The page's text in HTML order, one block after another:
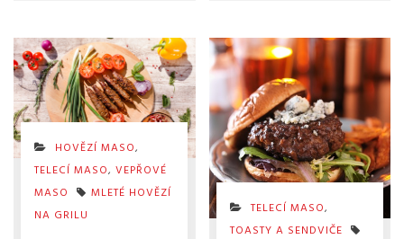
HOVĚZÍ MASO,
TELECÍ MASO,VEPŘOVÉ
MASO
MLETÉ HOVĚZÍ
NA GRILU
TELECÍ MASO,
TOASTY A SENDVIČE